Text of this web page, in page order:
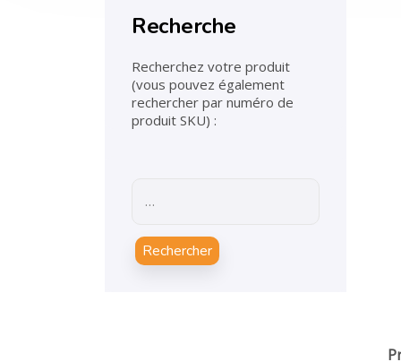
Recherche
Recherchez votre produit
(vous pouvez également
rechercher par numéro de
produit SKU) :
Rechercher